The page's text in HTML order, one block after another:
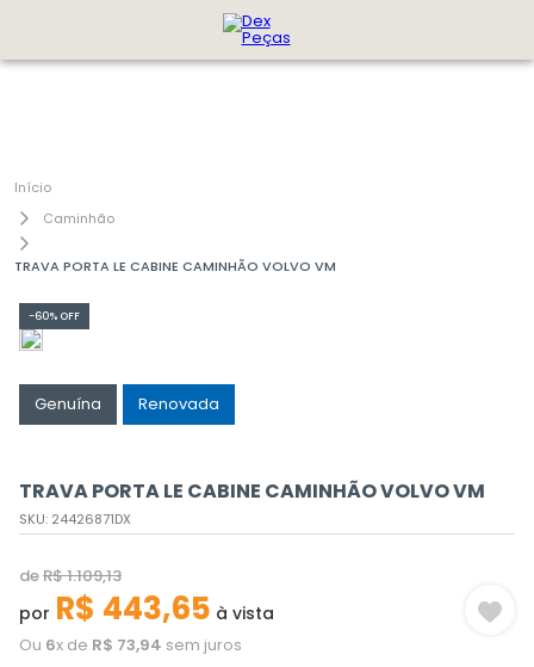
Caminhão
TRAVA PORTA LE CABINE CAMINHÃO VOLVO VM
-60% OFF
Genuína Renovada
TRAVA PORTA LE CABINE CAMINHÃO VOLVO VM
SKU: 24426871DX
deR$1.109,13
por R$ 443,65 à vista
Ou 6x de R$ 73,94 sem juros